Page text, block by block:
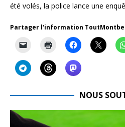
été volés, la police lance une
Partager l'information
NOUS